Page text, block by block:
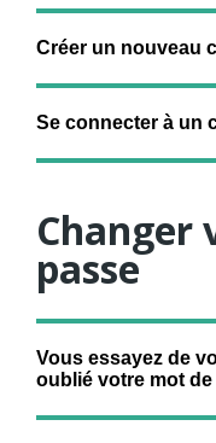
Créer un nouveau
Se connecter à un
Changer
passe
Vous essayez de
oublié votre mot